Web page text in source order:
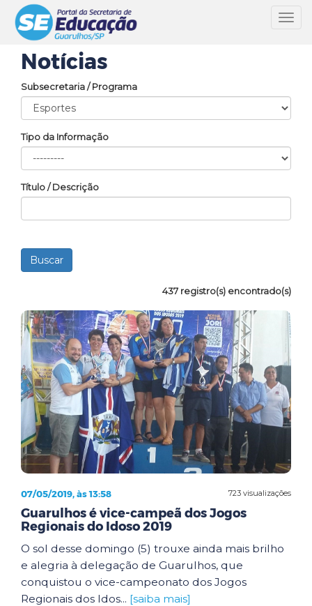
Notícias
Subsecretaria / Programa
Tipo da Informação
Título / Descrição
437 registro(s) encontrado(s)
723 visualizações
07/05/2019, às 13:58
Guarulhos é vice-campeã dos Jogos
Regionais do Idoso 2019
O sol desse domingo (5) trouxe ainda mais brilho
e alegria à delegação de Guarulhos, que
conquistou o vice-campeonato dos Jogos
Regionais dos Idos... [saiba mais]